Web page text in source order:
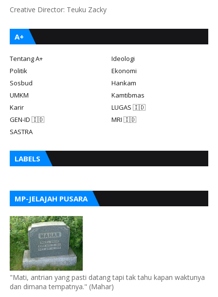
Creative Director: Teuku Zacky
A+
Tentang A+
Ideologi
Politik
Ekonomi
Sosbud
Hankam
UMKM
Kamtibmas
Karir
LUGAS 🇮🇩
GEN-ID 🇮🇩
MRI 🇮🇩
SASTRA
LABELS
MP-JELAJAH PUSARA
"Mati, antrian yang pasti datang tapi tak tahu kapan waktunya
dan dimana tempatnya." (Mahar)